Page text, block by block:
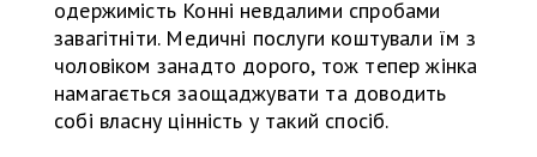
одержимість Конні невдалими спробами
завагітніти. Медичні послуги коштували їм з
чоловіком занадто дорого, тож тепер жінка
намагається заощаджувати та доводить
собі власну цінність у такий спосіб.